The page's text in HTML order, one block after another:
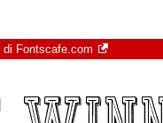
di Fontscafe.com